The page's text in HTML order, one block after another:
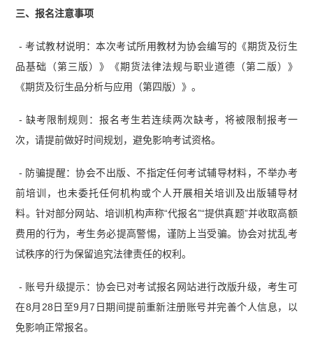
三、报名注意事项
- 考试教材说明：本次考试所用教材为协会编写的《期货及衍生
品基础（第三版）》《期货法律法规与职业道德（第二版）》
《期货及衍生品分析与应用（第四版）》。
- 缺考限制规则：报名考生若连续两次缺考，将被限制报考一
次，请提前做好时间规划，避免影响考试资格。
- 防骗提醒：协会不出版、不指定任何考试辅导材料，不举办考
前培训，也未委托任何机构或个人开展相关培训及出版辅导材
料。针对部分网站、培训机构声称“代报名”“提供真题”并收取高额
费用的行为，考生务必提高警惕，谨防上当受骗。协会对扰乱考
试秩序的行为保留追究法律责任的权利。
- 账号升级提示：协会已对考试报名网站进行改版升级，考生可
在8月28日至9月7日期间提前重新注册账号并完善个人信息，以
免影响正常报名。